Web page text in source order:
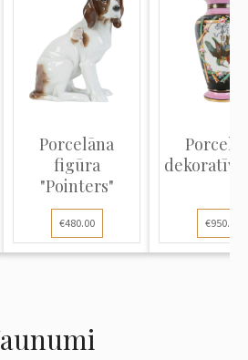
Porcelāna
figūra
"Pointers"
€480.00
dekoratīvā
€950.00